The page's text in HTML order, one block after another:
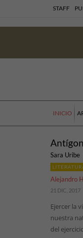
STAFF
INICIO
Sara Uribe
Alejandro
21 DIC, 2017
Ejercer la
nuestra
del